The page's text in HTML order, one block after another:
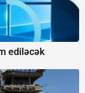
ediləcək